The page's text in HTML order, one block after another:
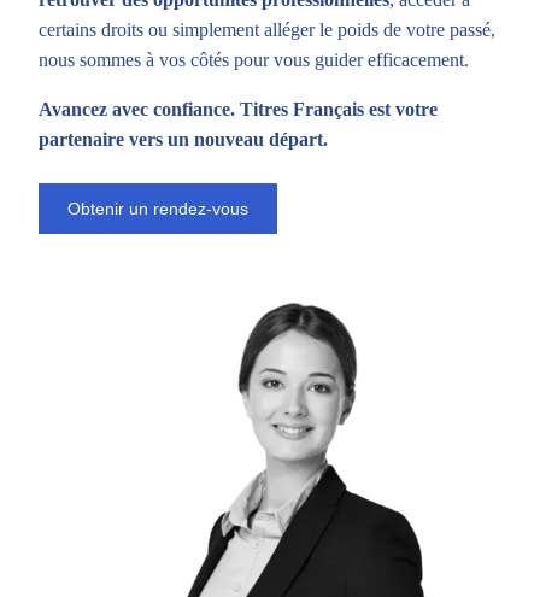
certains droits ou simplement alléger le poids de votre passé,
nous sommes à vos côtés pour vous guider efficacement.
Avancez avec confiance. Titres Français est votre
partenaire vers un nouveau départ.
Obtenir un rendez-vous